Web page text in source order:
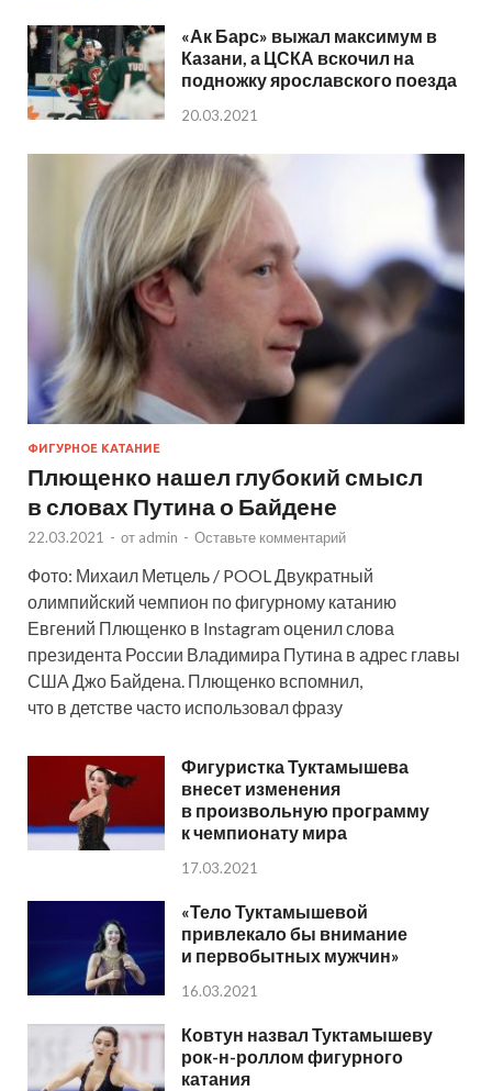
«Ак Барс» выжал максимум в
Казани, а ЦСКА вскочил на
подножку ярославского поезда
20.03.2021
ФИГУРНОЕ КАТАНИЕ
Плющенко нашел глубокий смысл
в словах Путина о Байдене
22.03.2021 - от admin - Оставьте комментарий
Фото: Михаил Метцель / POOL Двукратный
олимпийский чемпион по фигурному катанию
Евгений Плющенко в Instagram оценил слова
президента России Владимира Путина в адрес главы
США Джо Байдена. Плющенко вспомнил,
что в детстве часто использовал фразу
Фигуристка Туктамышева
внесет изменения
в произвольную программу
к чемпионату мира
17.03.2021
«Тело Туктамышевой
привлекало бы внимание
и первобытных мужчин»
16.03.2021
Ковтун назвал Туктамышеву
рок-н-роллом фигурного
катания